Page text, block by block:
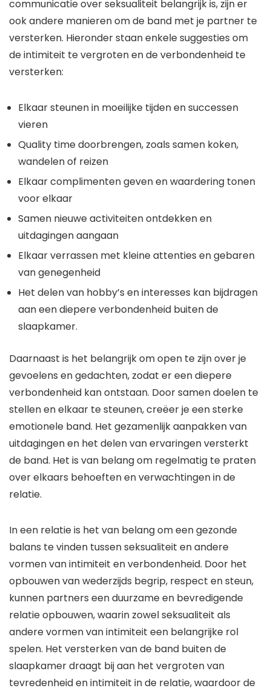
communicatie over seksualiteit belangrijk is, zijn er
ook andere manieren om de band met je partner te
versterken. Hieronder staan enkele suggesties om
de intimiteit te vergroten en de verbondenheid te
versterken:
Elkaar steunen in moeilijke tijden en successen
vieren
Quality time doorbrengen, zoals samen koken,
wandelen of reizen
Elkaar complimenten geven en waardering tonen
voor elkaar
Samen nieuwe activiteiten ontdekken en
uitdagingen aangaan
Elkaar verrassen met kleine attenties en gebaren
van genegenheid
Het delen van hobby’s en interesses kan bijdragen
aan een diepere verbondenheid buiten de
slaapkamer.
Daarnaast is het belangrijk om open te zijn over je
gevoelens en gedachten, zodat er een diepere
verbondenheid kan ontstaan. Door samen doelen te
stellen en elkaar te steunen, creëer je een sterke
emotionele band. Het gezamenlijk aanpakken van
uitdagingen en het delen van ervaringen versterkt
de band. Het is van belang om regelmatig te praten
over elkaars behoeften en verwachtingen in de
relatie.
In een relatie is het van belang om een gezonde
balans te vinden tussen seksualiteit en andere
vormen van intimiteit en verbondenheid. Door het
opbouwen van wederzijds begrip, respect en steun,
kunnen partners een duurzame en bevredigende
relatie opbouwen, waarin zowel seksualiteit als
andere vormen van intimiteit een belangrijke rol
spelen. Het versterken van de band buiten de
slaapkamer draagt bij aan het vergroten van
tevredenheid en intimiteit in de relatie, waardoor de